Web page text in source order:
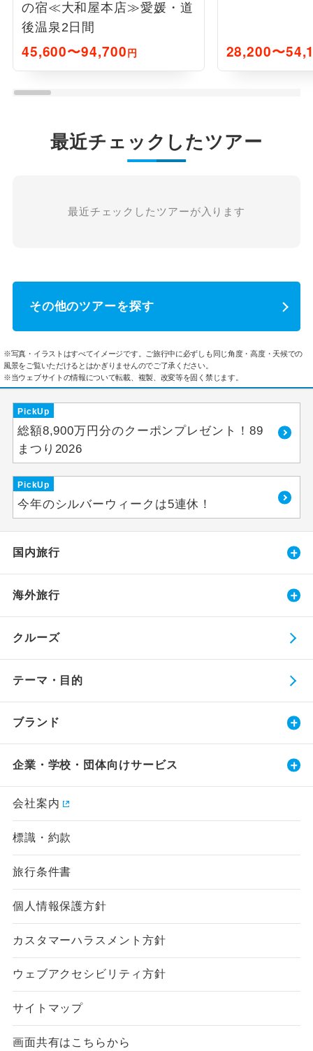
の宿≪大和屋本店≫愛媛・道
後温泉2日間
45,600〜94,700円 28,200〜
最近チェックしたツアー
最近チェックしたツアーが入ります
その他のツアーを探す
※写真・イラストはすべてイメージです。ご旅行中に必ずしも同じ角度・高度・天候での
風景をご覧いただけるとはかぎりませんのでご了承ください。
※当ウェブサイトの情報について転載、複製、改変等を固く禁じます。
PickUp
総額8,900万円分のクーポンプレゼント！89
まつり2026
PickUp
今年のシルバーウィークは5連休！
国内旅行
海外旅行
クルーズ
テーマ・目的
ブランド
企業・学校・団体向けサービス
会社案内
標識・約款
旅行条件書
個人情報保護方針
カスタマーハラスメント方針
ウェブアクセシビリティ方針
サイトマップ
画面共有はこちらから